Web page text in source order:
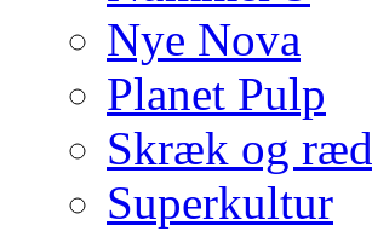
Nye Nova
Planet Pulp
Skræk og
Superkultur